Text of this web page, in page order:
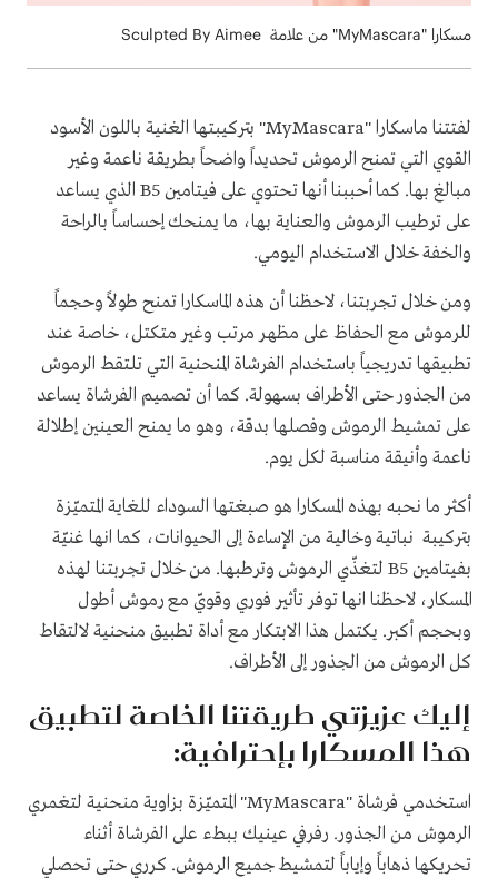
مسكارا "MyMascara" من علامة Sculpted By Aimee
لفتتنا ماسكارا "MyMascara" بتركيبتها الغنية باللون الأسود
القوي التي تمنح الرموش تحديداً واضحاً بطريقة ناعمة وغير
مبالغ بها. كما أحببنا أنها تحتوي على فيتامين B5 الذي يساعد
على ترطيب الرموش والعناية بها، ما يمنحك إحساساً بالراحة
والخفة خلال الاستخدام اليومي.
ومن خلال تجربتنا، لاحظنا أن هذه الماسكارا تمنح طولاً وحجماً
للرموش مع الحفاظ على مظهر مرتب وغير متكتل، خاصة عند
تطبيقها تدريجياً باستخدام الفرشاة المنحنية التي تلتقط الرموش
من الجذور حتى الأطراف بسهولة. كما أن تصميم الفرشاة يساعد
على تمشيط الرموش وفصلها بدقة، وهو ما يمنح العينين إطلالة
ناعمة وأنيقة مناسبة لكل يوم.
أكثر ما نحبه بهذه المسكارا هو صبغتها السوداء للغاية المتميّزة
بتركيبة نباتية وخالية من الإساءة إلى الحيوانات، كما انها غنيّة
بفيتامين B5 لتغذّي الرموش وترطبها. من خلال تجربتنا لهذه
المسكار، لاحظنا انها توفر تأثير فوري وقويّ مع رموش أطول
وبحجم أكبر. يكتمل هذا الابتكار مع أداة تطبيق منحنية لالتقاط
كل الرموش من الجذور إلى الأطراف.
إليك عزيزتي طريقتنا الخاصة لتطبيق
هذا المسكارا بإحترافية:
استخدمي فرشاة "MyMascara" المتميّزة بزاوية منحنية لتغمري
الرموش من الجذور. رفرفي عينيك ببطء على الفرشاة أثناء
تحريكها ذهاباً وإياباً لتمشيط جميع الرموش. كرري حتى تحصلي